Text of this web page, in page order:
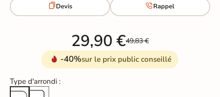
Devis Rappel
29,90 €49,83 €
-40%sur le prix public conseillé
Type d'arrondi :
Arrondi totalArête cassée